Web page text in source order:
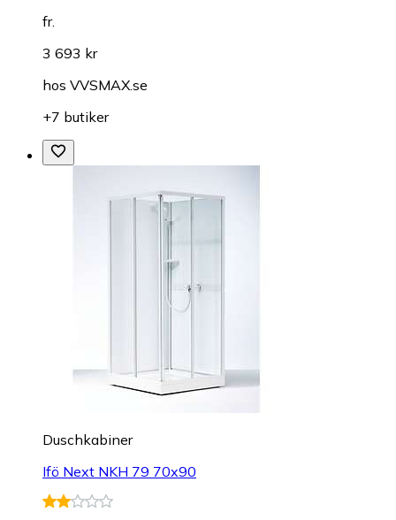
fr.
3 693 kr
hos VVSMAX.se
+7 butiker
Duschkabiner
Ifö Next NKH 79 70x90